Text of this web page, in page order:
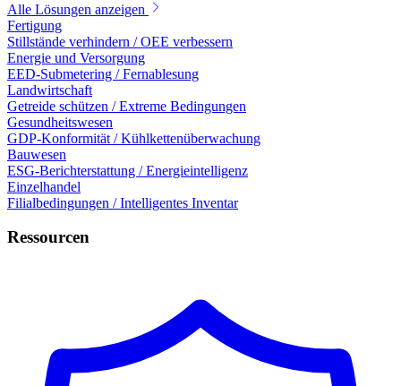
Alle Lösungen anzeigen
Fertigung
Stillstände verhindern / OEE verbessern
Energie und Versorgung
EED-Submetering / Fernablesung
Landwirtschaft
Getreide schützen / Extreme Bedingungen
Gesundheitswesen
GDP-Konformität / Kühlkettenüberwachung
Bauwesen
ESG-Berichterstattung / Energieintelligenz
Einzelhandel
Filialbedingungen / Intelligentes Inventar
Ressourcen